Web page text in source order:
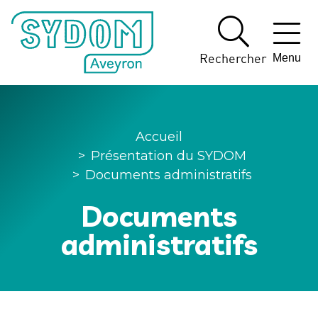
Panneau de gestion des cookies
Rechercher Menu
Accueil
> Présentation du SYDOM
> Documents administratifs
Documents
administratifs